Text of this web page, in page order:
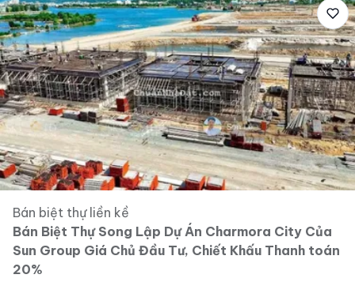
Bán biệt thự liền kề
Bán Biệt Thự Song Lập Dự Án Charmora City Của
Sun Group Giá Chủ Đầu Tư, Chiết Khấu Thanh toán
20%